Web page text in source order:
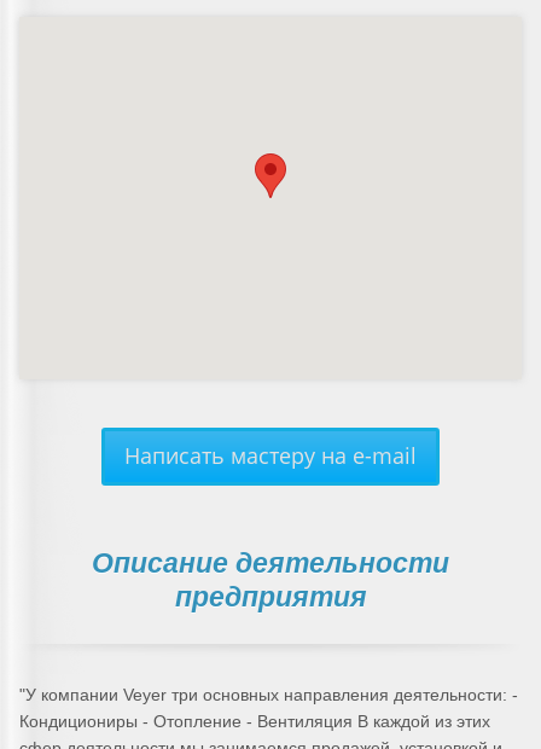
Написать мастеру на e-mail
Описание деятельности
предприятия
"У компании Veyer три основных направления деятельности: -
Кондициониры - Отопление - Вентиляция В каждой из этих